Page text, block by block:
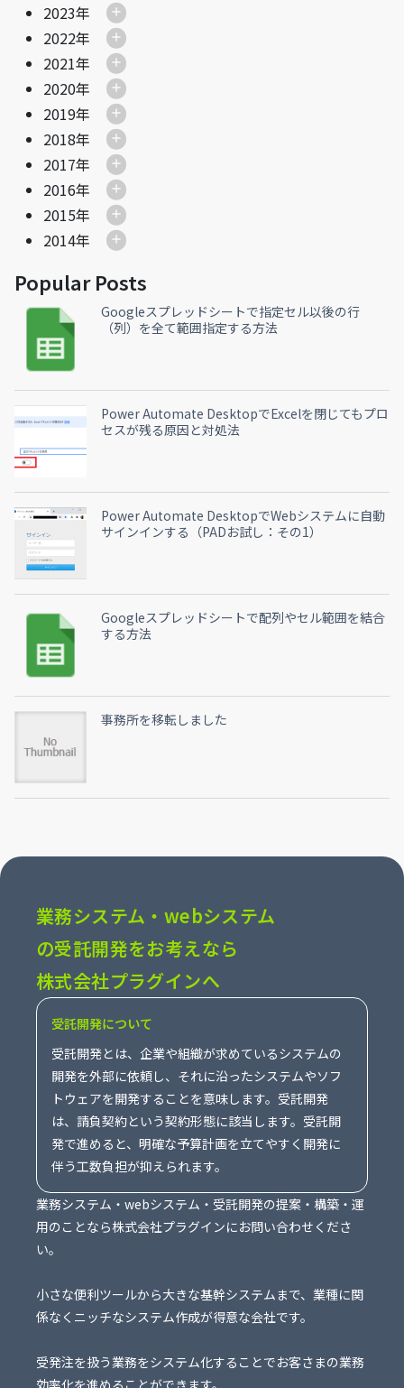
2023年
2022年
2021年
2020年
2019年
2018年
2017年
2016年
2015年
2014年
Popular Posts
Googleスプレッドシートで指定セル以後の行
（列）を全て範囲指定する方法
Power Automate DesktopでExcelを閉じてもプロ
セスが残る原因と対処法
Power Automate DesktopでWebシステムに自動
サインインする（PADお試し：その1）
Googleスプレッドシートで配列やセル範囲を結合
する方法
事務所を移転しました
業務システム・webシステム
の受託開発をお考えなら
株式会社プラグインへ
受託開発について
受託開発とは、企業や組織が求めているシステムの
開発を外部に依頼し、それに沿ったシステムやソフ
トウェアを開発することを意味します。受託開発
は、請負契約という契約形態に該当します。受託開
発で進めると、明確な予算計画を立てやすく開発に
伴う工数負担が抑えられます。
業務システム・webシステム・受託開発の提案・構築・運
用のことなら株式会社プラグインにお問い合わせくださ
い。
小さな便利ツールから大きな基幹システムまで、業種に関
係なくニッチなシステム作成が得意な会社です。
受発注を扱う業務をシステム化することでお客さまの業務